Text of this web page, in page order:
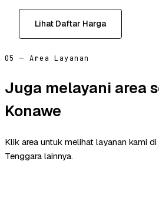
Lihat Daftar Harga
05 — Area Layanan
Juga melayani area
Konawe
Klik area untuk melihat layanan kami
Tenggara lainnya.